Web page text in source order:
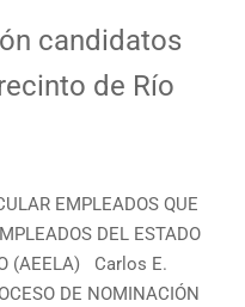
candidatos
de Río
EMPLEADOS QUE
DEL ESTADO
(AEELA) Carlos E.
DE NOMINACIÓN